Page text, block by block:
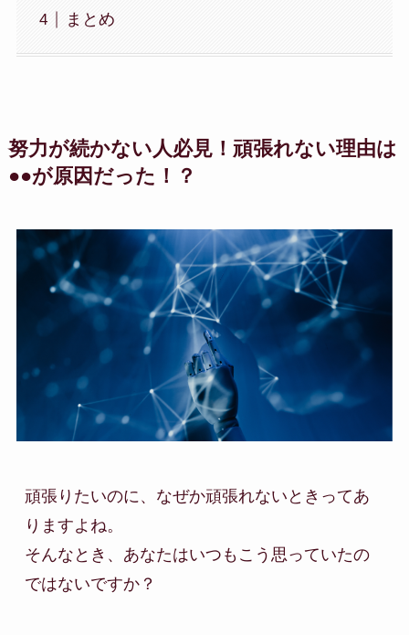
まとめ
努力が続かない人必見！頑張れない理由は
●●が原因だった！？
頑張りたいのに、なぜか頑張れないときってあ
りますよね。
そんなとき、あなたはいつもこう思っていたの
ではないですか？